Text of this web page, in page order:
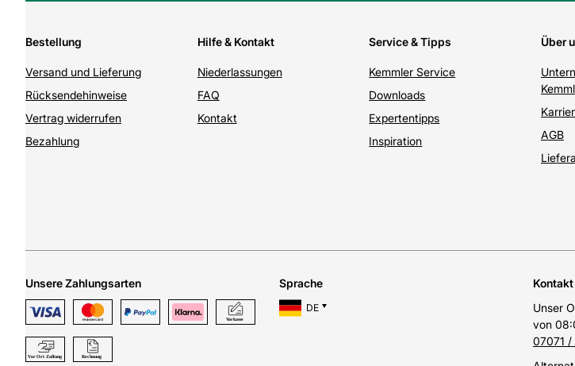
Bestellung
Versand und Lieferung
Rücksendehinweise
Vertrag widerrufen
Bezahlung
Hilfe & Kontakt
Niederlassungen
FAQ
Kontakt
Service & Tipps
Kemmler Service
Downloads
Expertentipps
Inspiration
Über
AGB
Unsere Zahlungsarten Sprache
DE
Kontakt
Unser
von
07071 /